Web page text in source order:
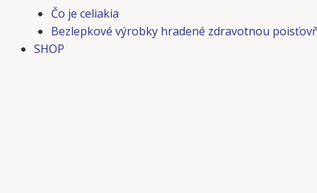
Čo je celiakia
Bezlepkové výrobky hradené zdravotnou
SHOP